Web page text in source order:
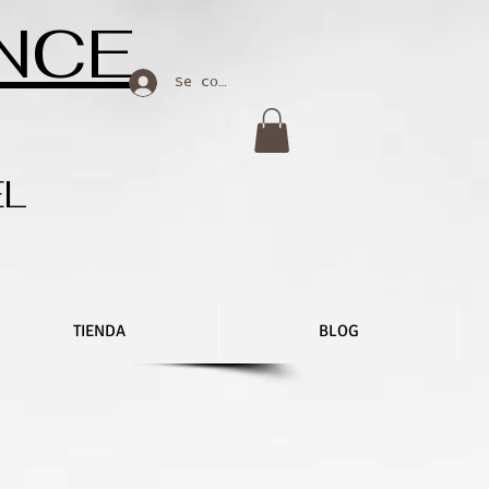
Se connecter
TIENDA BLOG